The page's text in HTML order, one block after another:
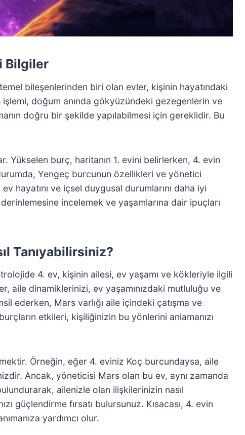
Bilgiler
bileşenlerinden biri olan evler, kişinin hayatındaki
işlemi, doğum anında gökyüzündeki gezegenlerin ve
doğru bir şekilde yapılabilmesi için gereklidir. Bu
Yükselen burç, haritanın 1. evini belirlerken, 4. evin
Yengeç burcunun özellikleri ve yönetici
hayatını ve içsel duygusal durumlarını daha iyi
incelemek ve yaşamlarına dair ipuçları
Tanıyabilirsiniz?
4. ev, kişinin ailesi, ev yaşamı ve kökleriyle ilgili
aile dinamiklerinizi, ev yaşamınızdaki mutluluğu ve
ederken, Mars varlığı aile içindeki çatışma ve
etkileri, kişiliğinizin bu yönlerini anlamanızı
Örneğin, eğer 4. eviniz Koç burcundaysa, aile
Ancak, yöneticisi Mars olan bu ev, aynı zamanda
ailenizle olan ilişkilerinizin nasıl
güçlendirme fırsatı bulursunuz. Kısacası, 4. evin
yardımcı olur.